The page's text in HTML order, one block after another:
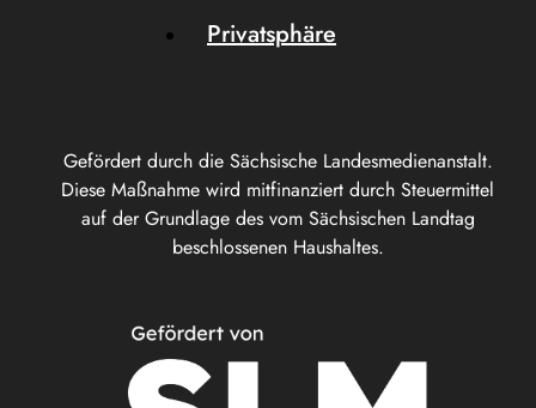
Gefördert durch die Sächsische Landesmedienanstalt.
Diese Maßnahme wird mitfinanziert durch Steuermittel
auf der Grundlage des vom Sächsischen Landtag
beschlossenen Haushaltes.
Privatsphäre